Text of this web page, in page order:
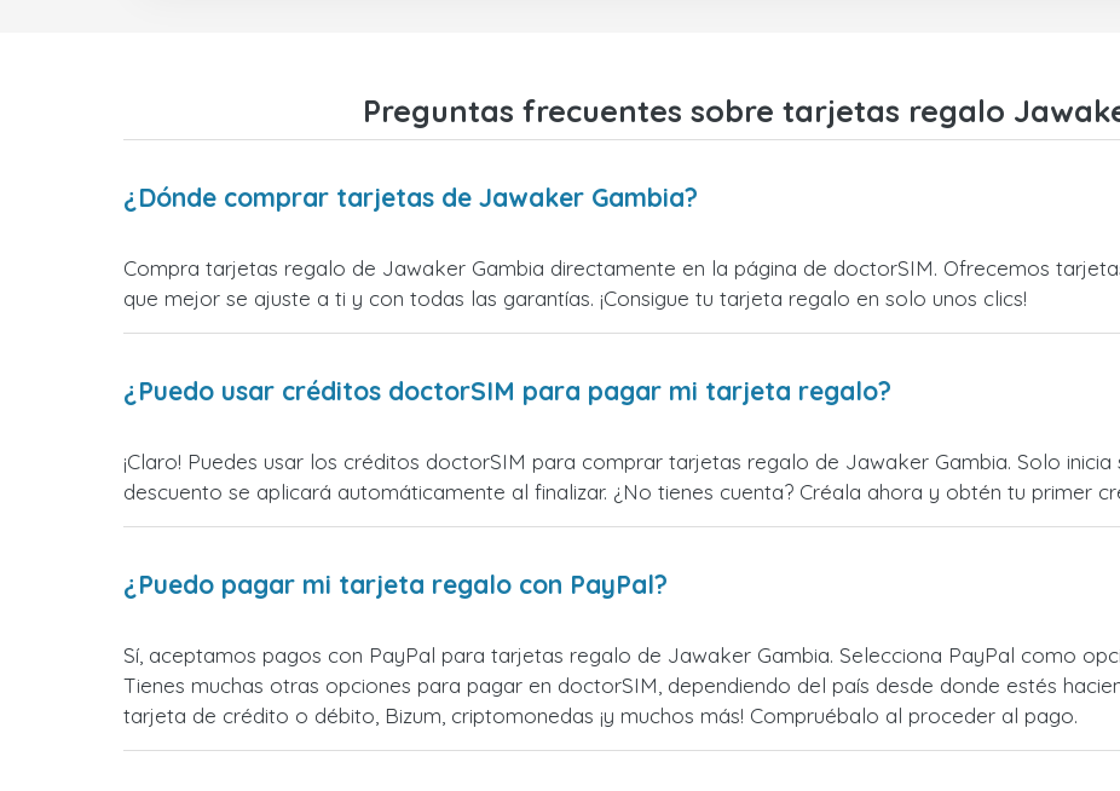
Preguntas frecuentes sobre tarjetas regalo
¿Dónde comprar tarjetas de Jawaker Gambia?
Compra tarjetas regalo de Jawaker Gambia directamente en la página de doctorSIM. Ofrecemos
que mejor se ajuste a ti y con todas las garantías. ¡Consigue tu tarjeta regalo en solo unos clics!
¿Puedo usar créditos doctorSIM para pagar mi tarjeta regalo?
¡Claro! Puedes usar los créditos doctorSIM para comprar tarjetas regalo de Jawaker Gambia. Solo
descuento se aplicará automáticamente al finalizar. ¿No tienes cuenta? Créala ahora y obtén tu primer
¿Puedo pagar mi tarjeta regalo con PayPal?
Sí, aceptamos pagos con PayPal para tarjetas regalo de Jawaker Gambia. Selecciona PayPal como
Tienes muchas otras opciones para pagar en doctorSIM, dependiendo del país desde donde estés
tarjeta de crédito o débito, Bizum, criptomonedas ¡y muchos más! Compruébalo al proceder al pago.